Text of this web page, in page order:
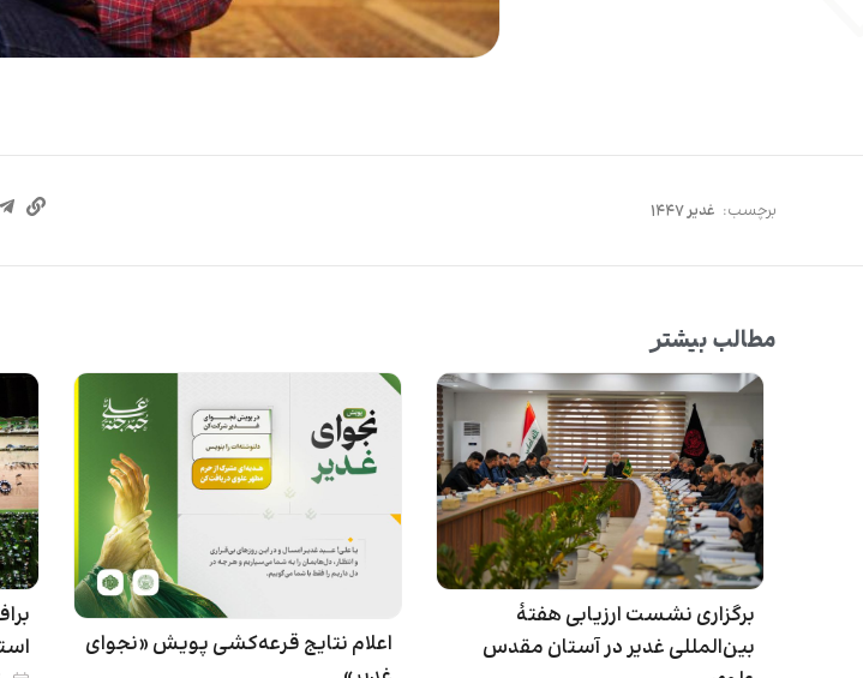
برچسب: غدیر ۱۴۴۷
مطالب بیشتر
برگزاری نشست ارزیابی هفتۀ
بین‌المللی غدیر در آستان مقدس
اعلام نتایج قرعه‌کشی پویش «نجوای